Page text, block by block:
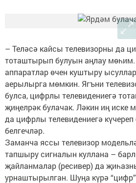
– Теләсә кайсы телевизорны да
тоташтырып булуын аңлау мөһим.
аппаратлар өчен куштыру
аерылырга мөмкин. Ягъни
булса, цифрлы телевидениегә
җиңелрәк булачак. Ләкин иң иске
да цифрлы телевидениегә күчереп
белгечләр.
Заманча яссы телевизор
тапшыру сигналын куллана –
җайланмалар (ресивер) да
урнаштырылган. Шуңа күрә